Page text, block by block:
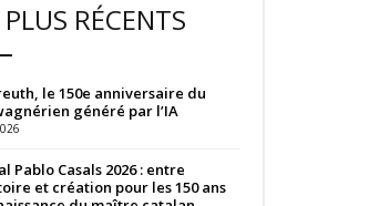
PLUS RÉCENTS
le 150e anniversaire du
généré par l’IA
Pablo Casals 2026 : entre
et création pour les 150 ans